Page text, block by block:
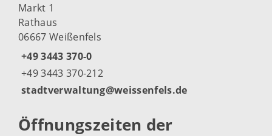
Markt 1
Rathaus
06667 Weißenfels
+49 3443 370-0
+49 3443 370-212
stadtverwaltung@weissenfels.de
Öffnungszeiten der